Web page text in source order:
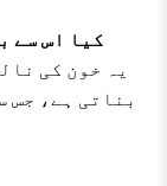
2. کیا اس
یہ خون کی
بناتی ہے، جس